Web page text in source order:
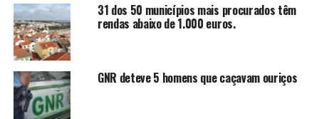
31 dos 50 municípios mais procurados têm
rendas abaixo de 1.000 euros.
GNR deteve 5 homens que caçavam ouriços